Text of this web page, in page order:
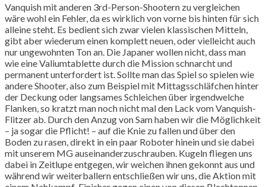
Vanquish mit anderen 3rd-Person-Shootern zu vergleichen
wäre wohl ein Fehler, da es wirklich von vorne bis hinten für sich
alleine steht. Es bedient sich zwar vielen klassischen Mitteln,
gibt aber wiederum einen komplett neuen, oder vielleicht auch
nur ungewohnten Ton an. Die Japaner wollen nicht, dass man
wie eine Valiumtablette durch die Mission schnarcht und
permanent unterfordert ist. Sollte man das Spiel so spielen wie
andere Shooter, also zum Beispiel mit Mittagsschläfchen hinter
der Deckung oder langsames Schleichen über irgendwelche
Flanken, so kratzt man noch nicht mal den Lack vom Vanquish-
Flitzer ab. Durch den Anzug von Sam haben wir die Möglichkeit
– ja sogar die Pflicht! – auf die Knie zu fallen und über den
Boden zu rasen, direkt in ein paar Roboter hinein und sie dabei
mit unserem MG auseinanderzuschrauben. Kugeln fliegen uns
dabei in Zeitlupe entgegen, wir weichen ihnen gekonnt aus und
während wir weiterballern entschließen wir uns, die Aktion mit